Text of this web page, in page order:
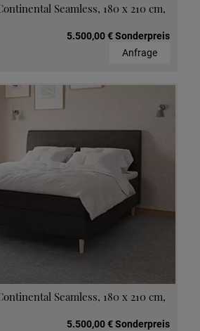
Seamless, 180 x 210 cm,
5.500,00 € Sonderpreis
Anfrage
Seamless, 180 x 210 cm,
5.500,00 € Sonderpreis